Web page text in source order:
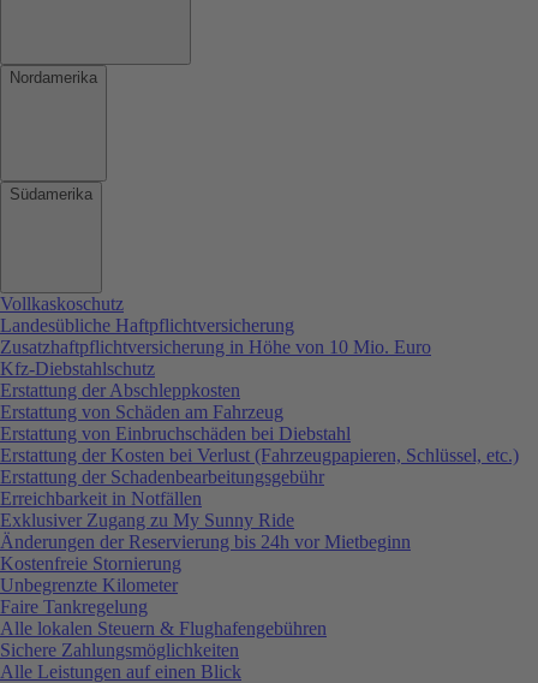
Nordamerika
Südamerika
Vollkaskoschutz
Landesübliche Haftpflichtversicherung
Zusatzhaftpflichtversicherung in Höhe von 10 Mio. Euro
Kfz-Diebstahlschutz
Erstattung der Abschleppkosten
Erstattung von Schäden am Fahrzeug
Erstattung von Einbruchschäden bei Diebstahl
Erstattung der Kosten bei Verlust (Fahrzeugpapieren, Schlüssel, etc.)
Erstattung der Schadenbearbeitungsgebühr
Erreichbarkeit in Notfällen
Exklusiver Zugang zu My Sunny Ride
Änderungen der Reservierung bis 24h vor Mietbeginn
Kostenfreie Stornierung
Unbegrenzte Kilometer
Faire Tankregelung
Alle lokalen Steuern & Flughafengebühren
Sichere Zahlungsmöglichkeiten
Alle Leistungen auf einen Blick